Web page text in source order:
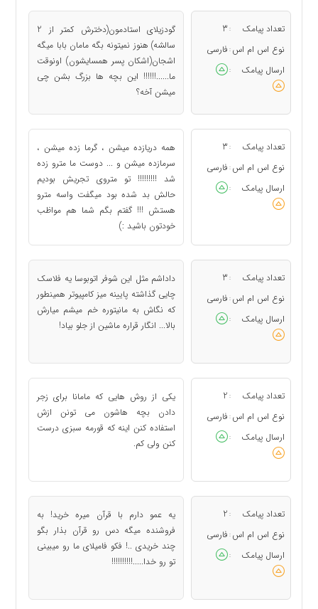
تعداد پیامک :
3
نوع اس ام اس : فارسی
ارسال پیامک
:
گودزیلای استادمون(دخترش کمتر از 2
سالشه) هنوز نمیتونه بگه مامان بابا میگه
اشجان(اشکان پسر همسایشون) اونوقت
ما......!!!!!! این بچه ها بزرگ بشن چی
میشن آخه؟
تعداد پیامک :
3
نوع اس ام اس : فارسی
ارسال پیامک
:
همه دریازده میشن ، گرما زده میشن ،
سرمازده میشن و ... دوست ما مترو زده
شد !!!!!!!!! تو متروی تجریش بودیم
حالش بد شده بود میگفت واسه مترو
هستش !!! گفتم بگم شما هم مواظب
خودتون باشید :)
تعداد پیامک :
3
نوع اس ام اس : فارسی
ارسال پیامک
:
داداشم مثل این شوفر اتوبوسا یه فلاسک
چایی گذاشته پایینه میز کامپیوتر همینطور
که نگاش به مانیتوره خم میشم میارش
بالا... انگار قراره ماشین از جلو بیاد!
تعداد پیامک :
2
نوع اس ام اس : فارسی
ارسال پیامک
:
یکی از روش هایی که مامانا برای زجر
دادن بچه هاشون می تونن ازش
استفاده کنن اینه که قورمه سبزی درست
کنن ولی کم.
تعداد پیامک :
2
نوع اس ام اس : فارسی
ارسال پیامک
:
یه عمو دارم با قرآن میره خرید! به
فروشنده میگه دس رو قرآن بذار بگو
چند خریدی ..! فکو فامیلای ما رو میبینی
تو رو خدا.....!!!!!!!!!!